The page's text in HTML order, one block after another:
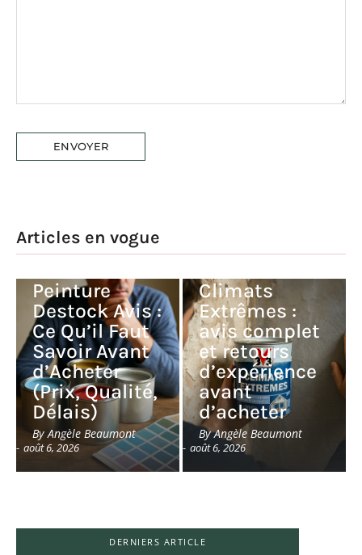
Articles en vogue
Peinture
Destock Avis :
Ce Qu’il Faut
Savoir Avant
d’Acheter
(Prix, Qualité,
Délais)
By Angèle Beaumont
- août 6, 2026
Climats
Extrêmes :
avis complet
et retours
d’expérience
avant
d’acheter
By Angèle Beaumont
- août 6, 2026
DERNIERS ARTICLE